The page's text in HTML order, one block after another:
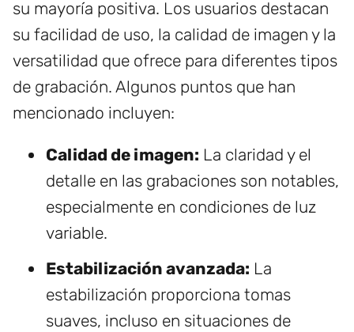
su mayoría positiva. Los usuarios destacan
su facilidad de uso, la calidad de imagen y la
versatilidad que ofrece para diferentes tipos
de grabación. Algunos puntos que han
mencionado incluyen:
Calidad de imagen: La claridad y el
detalle en las grabaciones son notables,
especialmente en condiciones de luz
variable.
Estabilización avanzada: La
estabilización proporciona tomas
suaves, incluso en situaciones de